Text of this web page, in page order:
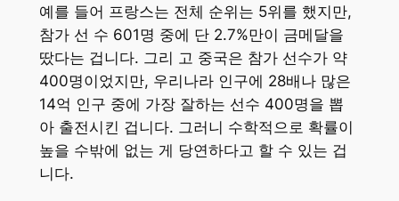
예를 들어 프랑스는 전체 순위는 5위를 했지만,
참가 선 수 601명 중에 단 2.7%만이 금메달을
땄다는 겁니다. 그리 고 중국은 참가 선수가 약
400명이었지만, 우리나라 인구에 28배나 많은
14억 인구 중에 가장 잘하는 선수 400명을 뽑
아 출전시킨 겁니다. 그러니 수학적으로 확률이
높을 수밖에 없는 게 당연하다고 할 수 있는 겁
니다.